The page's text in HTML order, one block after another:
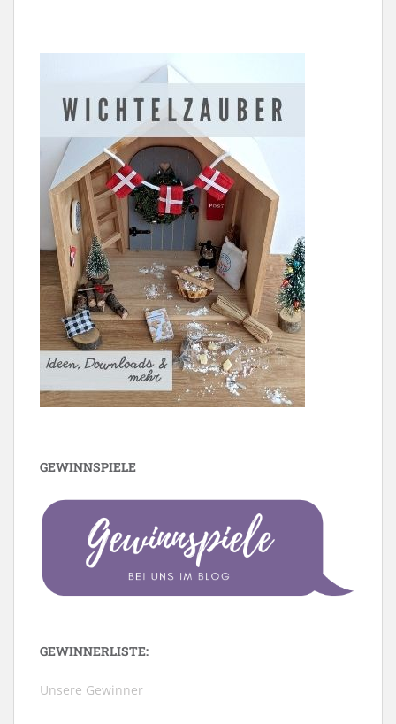
GEWINNSPIELE
GEWINNERLISTE:
Unsere Gewinner